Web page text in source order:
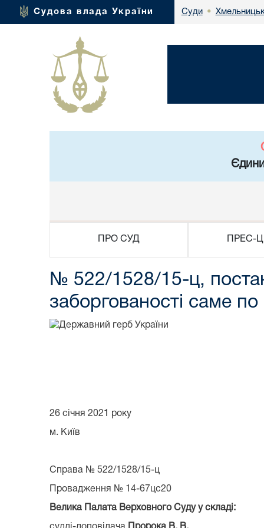
Судова влада України Суди •
ПРО СУД ПРЕС-
№ 522/1528/15-ц,
заборгованості саме по
26 січня 2021 року
м. Київ
Справа № 522/1528/15-ц
Провадження № 14-67цс20
Велика Палата Верховного Суду у складі: